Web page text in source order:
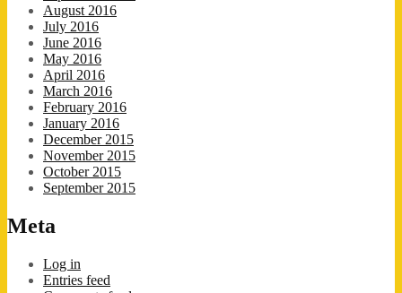
August 2016
July 2016
June 2016
May 2016
April 2016
March 2016
February 2016
January 2016
December 2015
November 2015
October 2015
September 2015
Meta
Log in
Entries feed